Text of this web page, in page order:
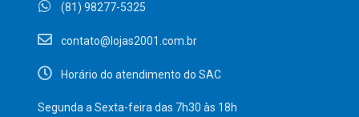
(81) 98277-5325
contato@lojas2001.com.br
Horário do atendimento do SAC
Segunda a Sexta-feira das 7h30 às 18h